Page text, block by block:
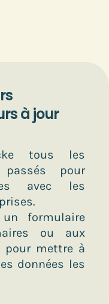
à jour
tous les
pour
avec les
un formulaire
ou aux
pour mettre à
données les